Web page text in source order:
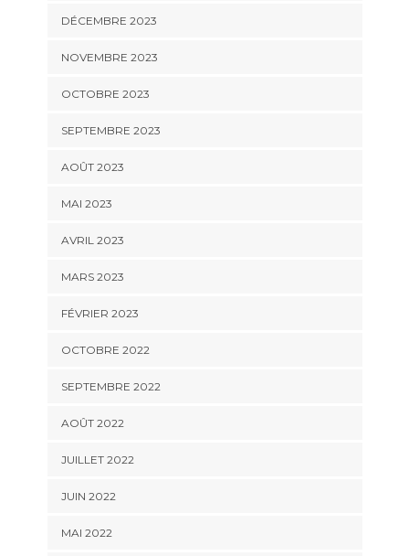
DÉCEMBRE 2023
NOVEMBRE 2023
OCTOBRE 2023
SEPTEMBRE 2023
AOÛT 2023
MAI 2023
AVRIL 2023
MARS 2023
FÉVRIER 2023
OCTOBRE 2022
SEPTEMBRE 2022
AOÛT 2022
JUILLET 2022
JUIN 2022
MAI 2022